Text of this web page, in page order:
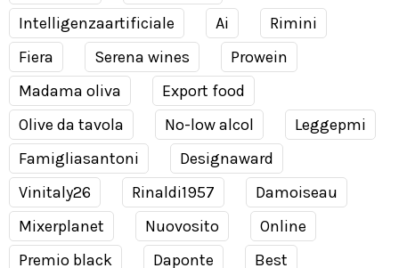
Intelligenzaartificiale
Ai
Rimini
Fiera
Serena wines
Prowein
Madama oliva
Export food
Olive da tavola
No-low alcol
Leggepmi
Famigliasantoni
Designaward
Vinitaly26
Rinaldi1957
Damoiseau
Mixerplanet
Nuovosito
Online
Premio black
Daponte
Best